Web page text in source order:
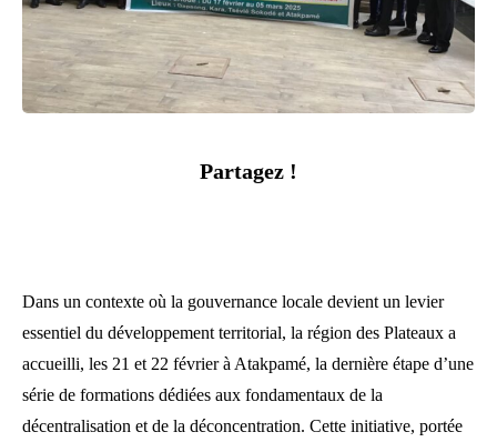
Partagez !
Dans un contexte où la gouvernance locale devient un levier
essentiel du développement territorial, la région des Plateaux a
accueilli, les 21 et 22 février à Atakpamé, la dernière étape d’une
série de formations dédiées aux fondamentaux de la
décentralisation et de la déconcentration. Cette initiative, portée